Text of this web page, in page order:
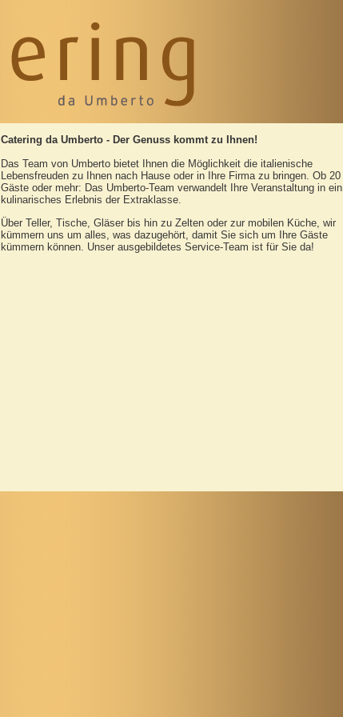
Catering da Umberto - Der Genuss kommt zu Ihnen!
Das Team von Umberto bietet Ihnen die Möglichkeit die italienische
Lebensfreuden zu Ihnen nach Hause oder in Ihre Firma zu bringen. Ob 20
Gäste oder mehr: Das Umberto-Team verwandelt Ihre Veranstaltung in ein
kulinarisches Erlebnis der Extraklasse.
Über Teller, Tische, Gläser bis hin zu Zelten oder zur mobilen Küche, wir
kümmern uns um alles, was dazugehört, damit Sie sich um Ihre Gäste
kümmern können. Unser ausgebildetes Service-Team ist für Sie da!